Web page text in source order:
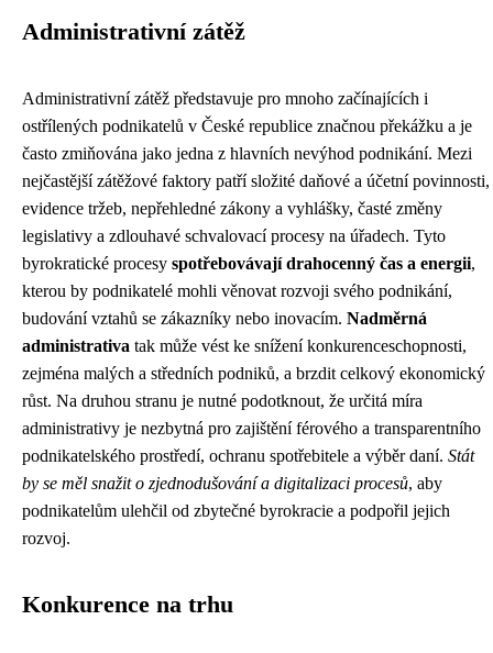
Administrativní zátěž
Administrativní zátěž představuje pro mnoho začínajících i
ostřílených podnikatelů v České republice značnou překážku a je
často zmiňována jako jedna z hlavních nevýhod podnikání. Mezi
nejčastější zátěžové faktory patří složité daňové a účetní povinnosti,
evidence tržeb, nepřehledné zákony a vyhlášky, časté změny
legislativy a zdlouhavé schvalovací procesy na úřadech. Tyto
byrokratické procesy spotřebovávají drahocenný čas a energii,
kterou by podnikatelé mohli věnovat rozvoji svého podnikání,
budování vztahů se zákazníky nebo inovacím. Nadměrná
administrativa tak může vést ke snížení konkurenceschopnosti,
zejména malých a středních podniků, a brzdit celkový ekonomický
růst. Na druhou stranu je nutné podotknout, že určitá míra
administrativy je nezbytná pro zajištění férového a transparentního
podnikatelského prostředí, ochranu spotřebitele a výběr daní. Stát
by se měl snažit o zjednodušování a digitalizaci procesů, aby
podnikatelům ulehčil od zbytečné byrokracie a podpořil jejich
rozvoj.
Konkurence na trhu